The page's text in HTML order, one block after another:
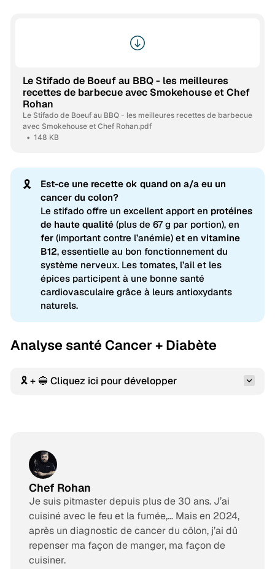
Le Stifado de Boeuf au BBQ - les meilleures
recettes de barbecue avec Smokehouse et Chef
Rohan
Le Stifado de Boeuf au BBQ - les meilleures recettes de barbecue
avec Smokehouse et Chef Rohan.pdf
148 KB
🎗️
Est-ce une recette ok quand on a/a eu un
cancer du colon?
Le stifado offre un excellent apport en protéines
de haute qualité(plus de 67 g par portion), en
fer(important contre l’anémie) et en vitamine
B12, essentielle au bon fonctionnement du
système nerveux. Les tomates, l’ail et les
épices participent à une bonne santé
cardiovasculaire grâce à leurs antioxydants
naturels.
Analyse santé Cancer + Diabète
🎗️ + 🔵 Cliquez ici pour développer
Chef Rohan
Je suis pitmaster depuis plus de 30 ans. J’ai
cuisiné avec le feu et la fumée,… Mais en 2024,
après un diagnostic de cancer du côlon, j’ai dû
repenser ma façon de manger, ma façon de
cuisiner.